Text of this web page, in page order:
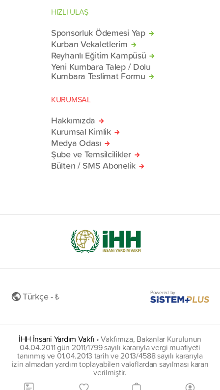
HIZLI ULAŞ
Sponsorluk Ödemesi Yap
Kurban Vekaletlerim
Reyhanlı Eğitim Kampüsü
Yeni Kumbara Talep / Dolu
Kumbara Teslimat Formu
KURUMSAL
Hakkımızda
Kurumsal Kimlik
Medya Odası
Şube ve Temsilcilikler
Bülten / SMS Abonelik
Türkçe - ₺ Powered by
İHH İnsani Yardım Vakfı •Vakfımıza, Bakanlar Kurulunun
04.04.2011 gün 2011/1799 sayılı kararıyla vergi muafiyeti
tanınmış ve 01.04.2013 tarih ve 2013/4588 sayılı kararıyla
izin almadan yardım toplayabilen vakıflardan sayılması kararı
verilmiştir.